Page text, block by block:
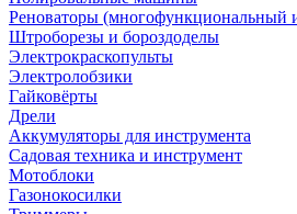
Реноваторы (многофункциональный
Штроборезы и бороздоделы
Электрокраскопульты
Электролобзики
Гайковёрты
Дрели
Аккумуляторы для инструмента
Садовая техника и инструмент
Мотоблоки
Газонокосилки